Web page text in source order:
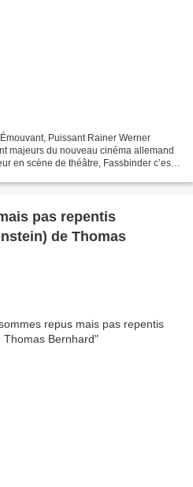
Puissant Rainer Werner
majeurs du nouveau cinéma allemand
en scène de théâtre, Fassbinder c’est
pas repentis
de Thomas